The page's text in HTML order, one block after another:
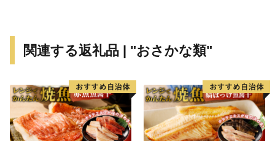
関連する返礼品 | "おさかな類"